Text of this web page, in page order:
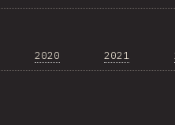
2020 2021